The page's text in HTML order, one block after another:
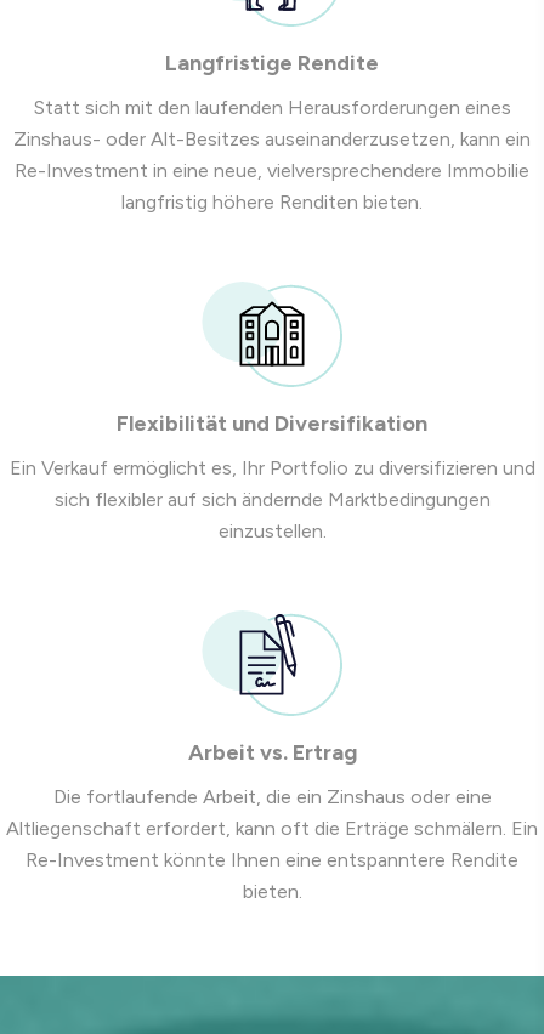
Langfristige Rendite
Statt sich mit den laufenden Herausforderungen eines
Zinshaus- oder Alt-Besitzes auseinanderzusetzen, kann ein
Re-Investment in eine neue, vielversprechendere Immobilie
langfristig höhere Renditen bieten.
Flexibilität und Diversifikation
Ein Verkauf ermöglicht es, Ihr Portfolio zu diversifizieren und
sich flexibler auf sich ändernde Marktbedingungen
einzustellen.
Arbeit vs. Ertrag
Die fortlaufende Arbeit, die ein Zinshaus oder eine
Altliegenschaft erfordert, kann oft die Erträge schmälern. Ein
Re-Investment könnte Ihnen eine entspanntere Rendite
bieten.